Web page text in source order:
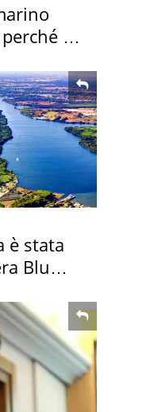
è
è stata
Blu